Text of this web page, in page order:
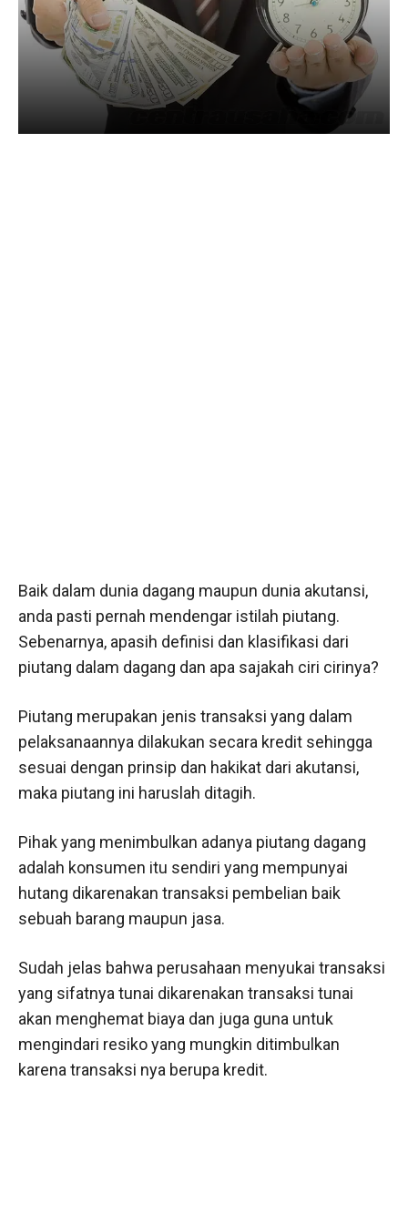
Baik dalam dunia dagang maupun dunia akutansi,
anda pasti pernah mendengar istilah piutang.
Sebenarnya, apasih definisi dan klasifikasi dari
piutang dalam dagang dan apa sajakah ciri cirinya?
Piutang merupakan jenis transaksi yang dalam
pelaksanaannya dilakukan secara kredit sehingga
sesuai dengan prinsip dan hakikat dari akutansi,
maka piutang ini haruslah ditagih.
Pihak yang menimbulkan adanya piutang dagang
adalah konsumen itu sendiri yang mempunyai
hutang dikarenakan transaksi pembelian baik
sebuah barang maupun jasa.
Sudah jelas bahwa perusahaan menyukai transaksi
yang sifatnya tunai dikarenakan transaksi tunai
akan menghemat biaya dan juga guna untuk
mengindari resiko yang mungkin ditimbulkan
karena transaksi nya berupa kredit.